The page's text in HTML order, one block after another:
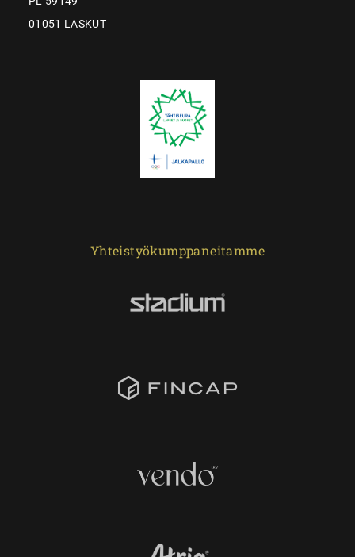
01051 LASKUT
Yhteistyökumppaneitamme